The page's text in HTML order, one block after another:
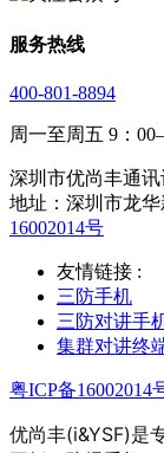
服务热线
400-801-8894
周一至周五 9：
深圳市优尚丰通讯
地址：深圳市龙
16002014号
友情链接 :
三防手机
三防对讲手
集群对讲终
粤ICP备16002014
优尚丰(i&YSF)是